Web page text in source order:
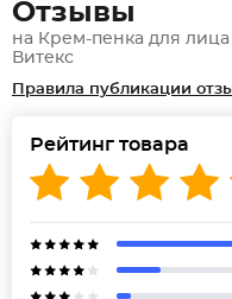
Отзывы
на Крем-пенка для
Витекс
Правила публикации
Рейтинг товара